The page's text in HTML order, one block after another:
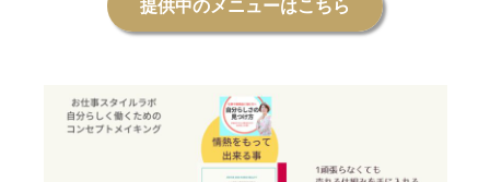
提供中のメニューはこちら